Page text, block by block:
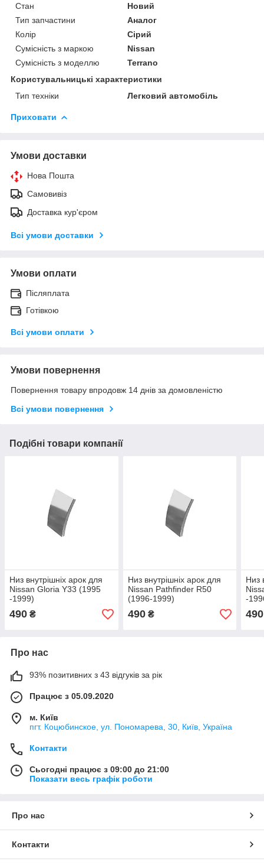
Стан
Новий
Тип запчастини
Аналог
Колір
Сірий
Сумісність з маркою
Nissan
Сумісність з моделлю
Terrano
Користувальницькі характеристики
Тип техніки
Легковий автомобіль
Приховати
Умови доставки
Нова Пошта
Самовивіз
Доставка кур'єром
Всі умови доставки
Умови оплати
Післяплата
Готівкою
Всі умови оплати
Умови повернення
Повернення товару впродовж 14 днів за домовленістю
Всі умови повернення
Подібні товари компанії
Низ внутрішніх арок для
Nissan Gloria Y33 (1995
-1999)
490 ₴
Низ внутрішніх арок для
Nissan Pathfinder R50
(1996-1999)
490₴
Низ
-
490
Про нас
93% позитивних з 43 відгуків за рік
Працює з 05.09.2020
м. Київ
пгт. Коцюбинское, ул. Пономарева, 30, Київ, Україна
Контакти
Сьогодні працює з 09:00 до 21:00
Показати весь графік роботи
Про нас
Контакти